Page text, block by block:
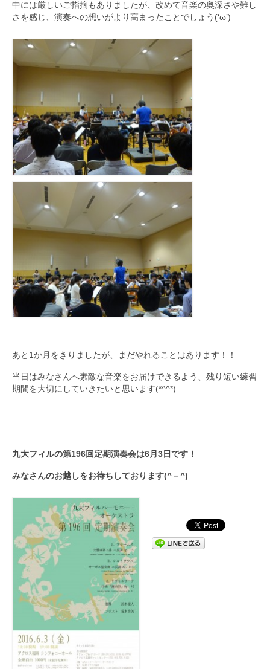
中には厳しいご指摘もありましたが、改めて音楽の奥深さや難し
さを感じ、演奏への想いがより高まったことでしょう(‘ω’)
あと1か月をきりましたが、まだやれることはあります！！
当日はみなさんへ素敵な音楽をお届けできるよう、残り短い練習
期間を大切にしていきたいと思います(*^^*)
九大フィルの第196回定期演奏会は6月3日です！
みなさんのお越しをお待ちしております(^－^)